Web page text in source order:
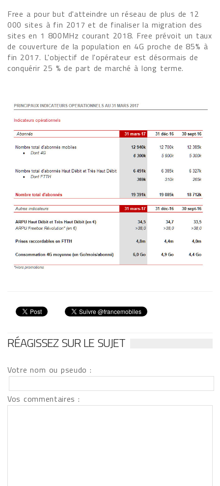
Free a pour but d'atteindre un réseau de plus de 12
000 sites à fin 2017 et de finaliser la migration des
sites en 1 800MHz courant 2018. Free prévoit un taux
de couverture de la population en 4G proche de 85% à
fin 2017. L'objectif de l'opérateur est désormais de
conquérir 25 % de part de marché à long terme.
RÉAGISSEZ SUR LE SUJET
Votre nom ou pseudo :
Vos commentaires :